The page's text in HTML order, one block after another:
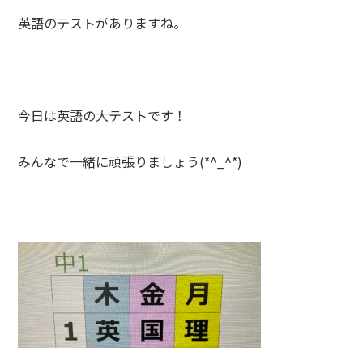
英語のテストがありますね。
今日は英語の大テストです！
みんなで一緒に頑張りましょう(*^_^*)